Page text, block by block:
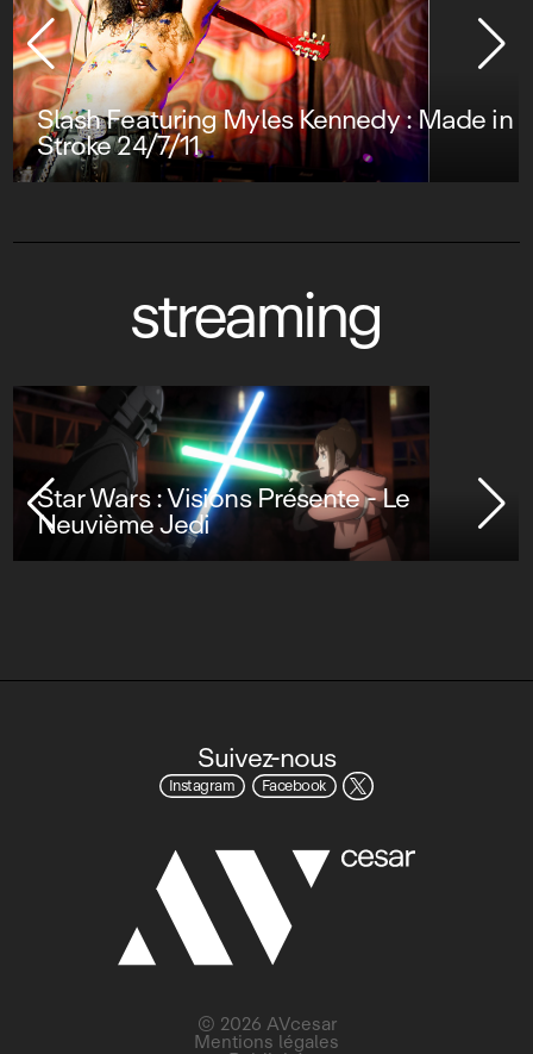
Slash Featuring Myles Kennedy : Made in
Stroke 24/7/11
streaming
Star Wars : Visions Présente - Le
Neuvième Jedi
Suivez-nous
Instagram Facebook
© 2026 AVcesar
Mentions légales